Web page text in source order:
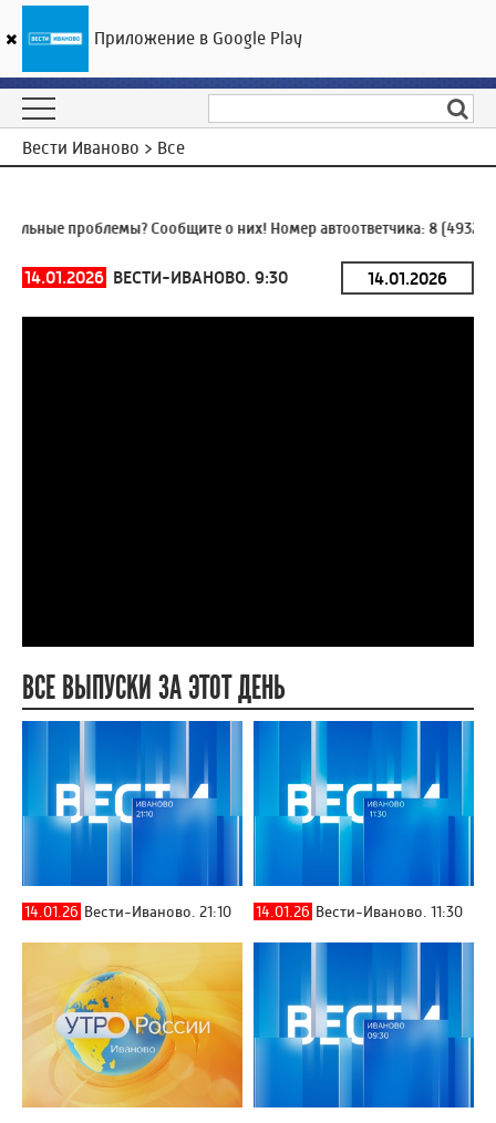
ГТРК «Ивтелерадио»
Вести Иваново > Все
проблемы? Сообщите о них! Номер автоответчика:8 (4932)
14.01.2026 ВЕСТИ-ИВАНОВО. 9:30
ВСЕ ВЫПУСКИ ЗА ЭТОТ ДЕНЬ
14.01.26 Вести-Иваново. 21:10 14.01.26 Вести-Иваново. 11:30
Приложение в Google Play